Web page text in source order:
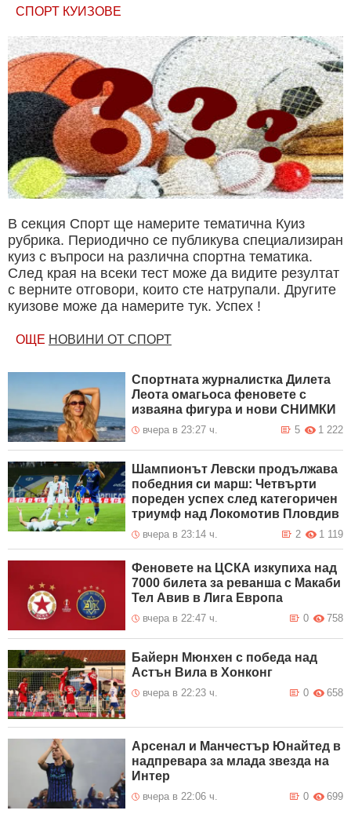
СПОРТ КУИЗОВЕ
В секция Спорт ще намерите тематична Куиз
рубрика. Периодично се публикува специализиран
куиз с въпроси на различна спортна тематика.
След края на всеки тест може да видите резултат
с верните отговори, които сте натрупали. Другите
куизове може да намерите тук. Успех !
ОЩЕ НОВИНИ ОТ СПОРТ
Спортната журналистка Дилета
Леота омагьоса феновете с
изваяна фигура и нови СНИМКИ
вчера в 23:27 ч. 1 222
5
Шампионът Левски продължава
победния си марш: Четвърти
пореден успех след категоричен
триумф над Локомотив Пловдив
вчера в 23:14 ч. 1 119
2
Феновете на ЦСКА изкупиха над
7000 билета за реванша с Макаби
Тел Авив в Лига Европа
вчера в 22:47 ч. 758
0
Байерн Мюнхен с победа над
Астън Вила в Хонконг
вчера в 22:23 ч. 658
0
Арсенал и Манчестър Юнайтед в
надпревара за млада звезда на
Интер
вчера в 22:06 ч. 699
0